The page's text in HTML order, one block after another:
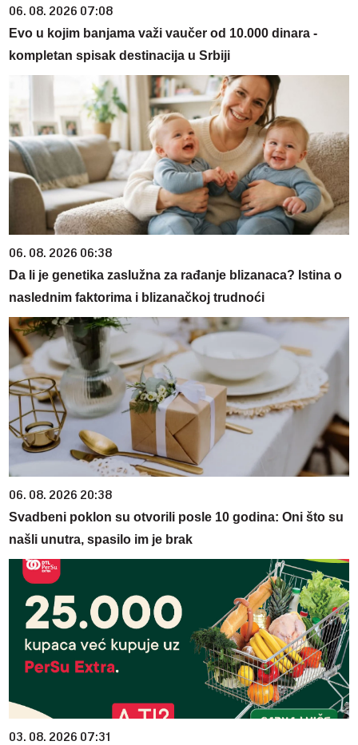
06. 08. 2026 07:08
Evo u kojim banjama važi vaučer od 10.000 dinara -
kompletan spisak destinacija u Srbiji
06. 08. 2026 06:38
Da li je genetika zaslužna za rađanje blizanaca? Istina o
naslednim faktorima i blizanačkoj trudnoći
06. 08. 2026 20:38
Svadbeni poklon su otvorili posle 10 godina: Oni što su
našli unutra, spasilo im je brak
03. 08. 2026 07:31